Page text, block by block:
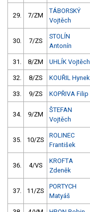
29. 7/ZM
TÁBORSKÝ
Vojtěch
30. 7/ZS
STOLÍN
Antonín
31. 8/ZM UHLÍK Vojtěch
32. 8/ZS KOUŘIL Hynek
33. 9/ZS KOPŘIVA Filip
34. 9/ZM
ŠTEFAN
Vojtěch
35. 10/ZS
ROLINEC
František
36. 4/VS
KROFTA
Zdeněk
37. 11/ZS
PORTYCH
Matyáš